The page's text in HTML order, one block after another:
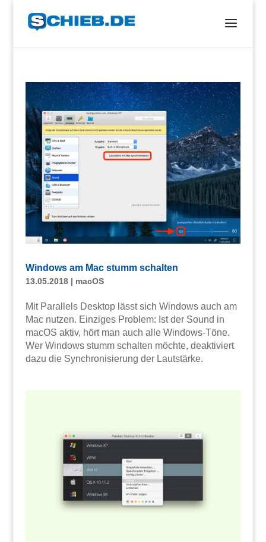
Windows am Mac stumm schalten
13.05.2018| macOS
Mit Parallels Desktop lässt sich Windows auch am
Mac nutzen. Einziges Problem: Ist der Sound in
macOS aktiv, hört man auch alle Windows-Töne.
Wer Windows stumm schalten möchte, deaktiviert
dazu die Synchronisierung der Lautstärke.